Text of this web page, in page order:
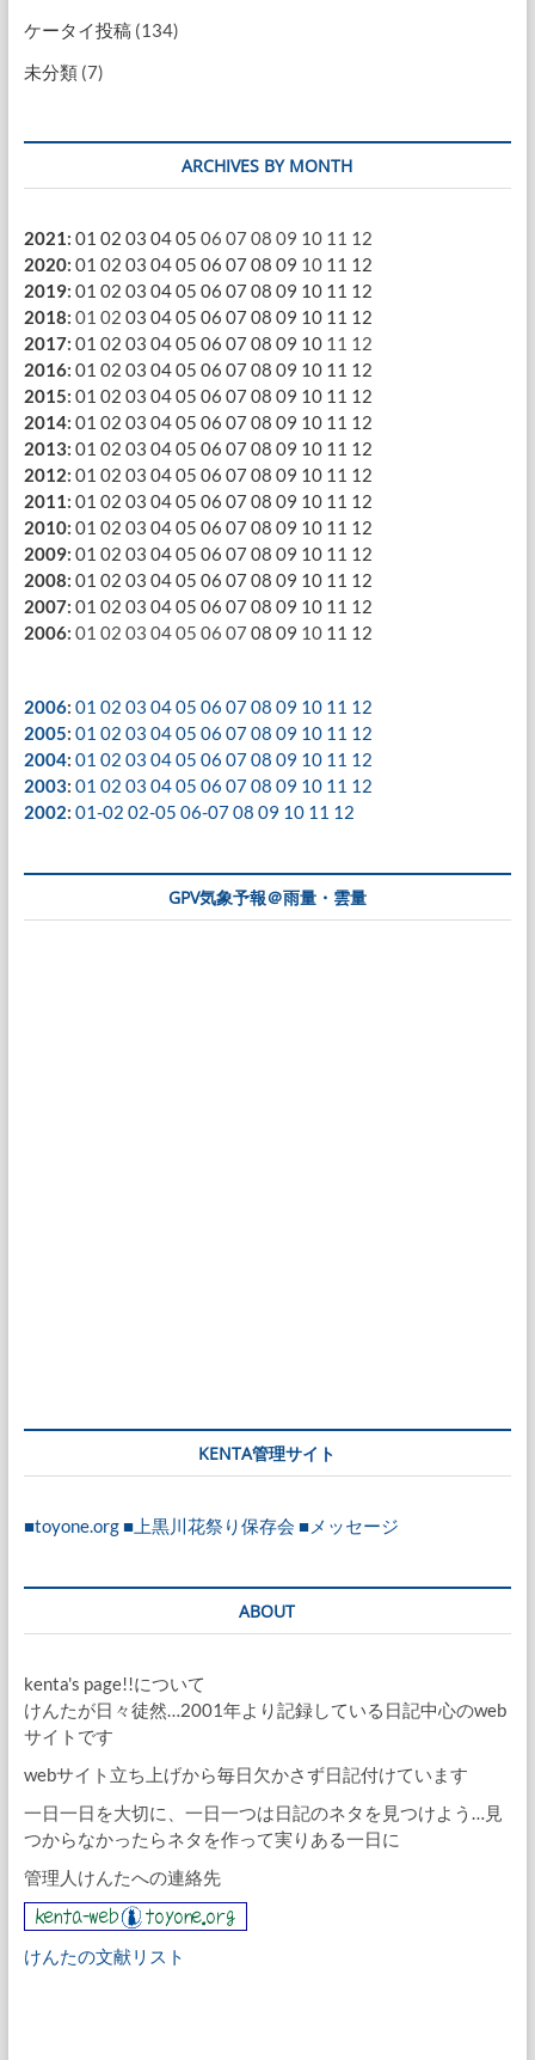
ケータイ投稿(134)
未分類(7)
ARCHIVES BY MONTH
2021: 01 02 03 0405 06 07 08 09 10 11 12
2020: 01 02 03 0405 06 07 08 09 10 11 12
2019: 01 02 03 0405 06 07 08 09 10 11 12
2018: 01 02 03 0405 06 07 08 09 10 11 12
2017: 01 02 03 0405 06 07 08 09 10 11 12
2016: 01 02 03 0405 06 07 08 09 10 11 12
2015: 01 02 03 0405 06 07 08 09 10 11 12
2014: 01 02 03 0405 06 07 08 09 10 11 12
2013: 01 02 03 0405 06 07 08 09 10 11 12
2012: 01 02 03 0405 06 07 08 09 10 11 12
2011: 01 02 03 0405 06 07 08 09 10 11 12
2010: 01 02 03 0405 06 07 08 09 10 11 12
2009: 01 02 03 0405 06 07 08 09 10 11 12
2008: 01 02 03 0405 06 07 08 09 10 11 12
2007: 01 02 03 0405 06 07 08 09 10 11 12
2006: 01 02 03 0405 06 07 08 09 10 11 12
2006: 01 02 03 0405 06 0708 09 10 11 12
2005: 01 02 03 0405 06 0708 09 10 11 12
2004: 01 02 03 0405 06 0708 09 10 11 12
2003: 01 02 03 0405 06 0708 09 10 11 12
2002: 01-02 02-05 06-0708 09 10 11 12
GPV気象予報＠雨量・雲量
KENTA管理サイト
■toyone.org ■上黒川花祭り保存会 ■メッセージ
ABOUT
kenta's page!!について
けんたが日々徒然…2001年より記録している日記中心のweb
サイトです
webサイト立ち上げから毎日欠かさず日記付けています
一日一日を大切に、一日一つは日記のネタを見つけよう…見
つからなかったらネタを作って実りある一日に
管理人けんたへの連絡先
けんたの文献リスト